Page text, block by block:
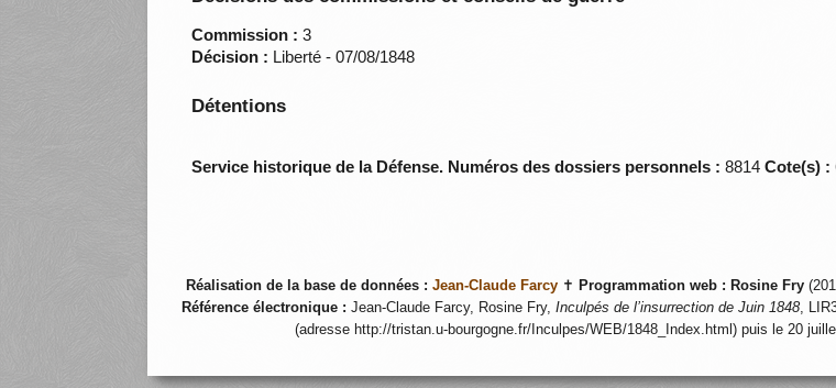
Commission : 3
Décision : Liberté - 07/08/1848
Détentions
Service historique de la Défense. Numéros des dossiers personnels :8814Cote(s) :
Réalisation de la base de données : Jean-Claude Farcy✝ Programmation web : Rosine Fry
Référence électronique : Jean-Claude Farcy, Rosine Fry, Inculpés de l’insurrection de Juin 1848,
(adresse http://tristan.u-bourgogne.fr/Inculpes/WEB/1848_Index.html) puis le 20